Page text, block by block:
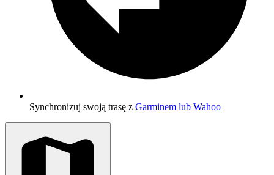
Synchronizuj swoją trasę z Garminem lub Wahoo